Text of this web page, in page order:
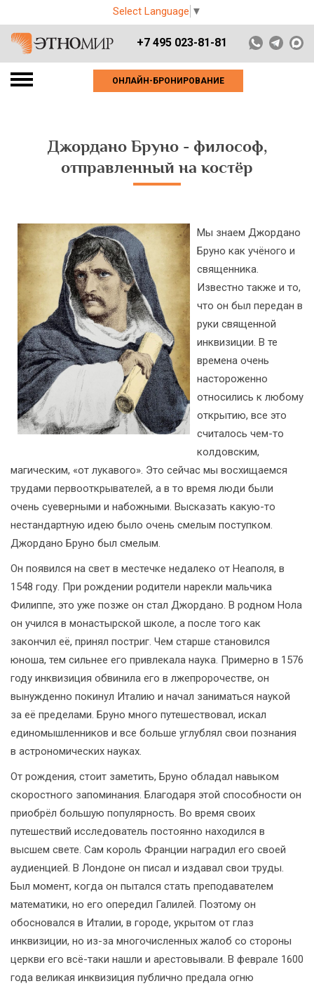
Select Language ▼
+7 495 023-81-81
ОНЛАЙН-БРОНИРОВАНИЕ
Джордано Бруно - философ,
отправленный на костёр
Мы знаем Джордано
Бруно как учёного и
священника.
Известно также и то,
что он был передан в
руки священной
инквизиции. В те
времена очень
настороженно
относились к любому
открытию, все это
считалось чем-то
колдовским,
магическим, «от лукавого». Это сейчас мы восхищаемся
трудами первооткрывателей, а в то время люди были
очень суеверными и набожными. Высказать какую-то
нестандартную идею было очень смелым поступком.
Джордано Бруно был смелым.
Он появился на свет в местечке недалеко от Неаполя, в
1548 году. При рождении родители нарекли мальчика
Филиппе, это уже позже он стал Джордано. В родном Нола
он учился в монастырской школе, а после того как
закончил её, принял постриг. Чем старше становился
юноша, тем сильнее его привлекала наука. Примерно в 1576
году инквизиция обвинила его в лжепророчестве, он
вынужденно покинул Италию и начал заниматься наукой
за её пределами. Бруно много путешествовал, искал
единомышленников и все больше углублял свои познания
в астрономических науках.
От рождения, стоит заметить, Бруно обладал навыком
скоростного запоминания. Благодаря этой способности он
приобрёл большую популярность. Во время своих
путешествий исследователь постоянно находился в
высшем свете. Сам король Франции наградил его своей
аудиенцией. В Лондоне он писал и издавал свои труды.
Был момент, когда он пытался стать преподавателем
математики, но его опередил Галилей. Поэтому он
обосновался в Италии, в городе, укрытом от глаз
инквизиции, но из-за многочисленных жалоб со стороны
церкви его всё-таки нашли и арестовывали. В феврале 1600
года великая инквизиция публично предала огню